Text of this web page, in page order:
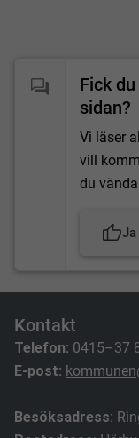
Fick
sidan?
Vi läser
vill
du
Ja
Kontakt
Telefon: 0415–37
E-post:
Besöksadress: